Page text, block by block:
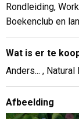
Rondleiding,
Boekenclub en
Wat is er te
Anders... ,
Afbeelding